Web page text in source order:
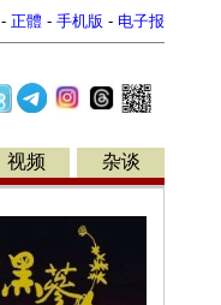
- 正體 - 手机版 - 电子报
视频 杂谈